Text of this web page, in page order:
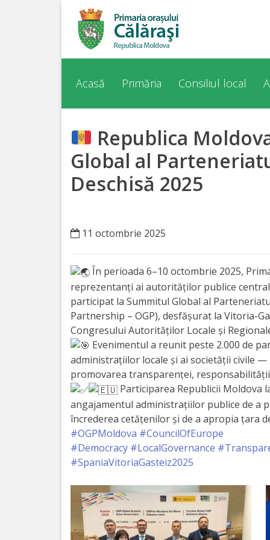
orașul
Călărași
Orașului
Regulamente
înfrățite
Strategii
Registrul
Actelor
Aparatul
Acasă Primăria Consiliul local
Republica
Global al
Deschisă 2025
11 octombrie 2025
În perioada 6–10 octombrie 2025,
reprezentanți ai autorităților publice
participat la Summitul Global al
Partnership – OGP), desfășurat la Vitoria-
Congresului Autorităților Locale și
Evenimentul a reunit peste 2.000 de
administrațiilor locale și ai societății civile
promovarea transparenței,
Participarea Republicii
angajamentul administrațiilor publice de a
încrederea cetățenilor și de a apropia țara
#OGPMoldova #CouncilOfEurope
#Democracy #LocalGovernance
#SpaniaVitoriaGasteiz2025